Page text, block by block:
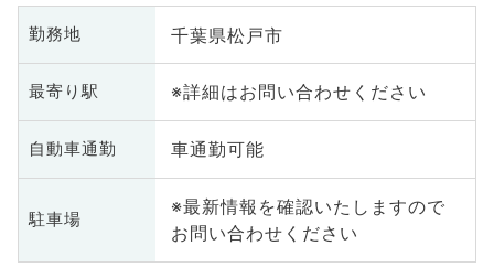
勤務地 千葉県松戸市
最寄り駅 ※詳細はお問い合わせください
自動車通勤 車通勤可能
駐車場
※最新情報を確認いたしますので
お問い合わせください